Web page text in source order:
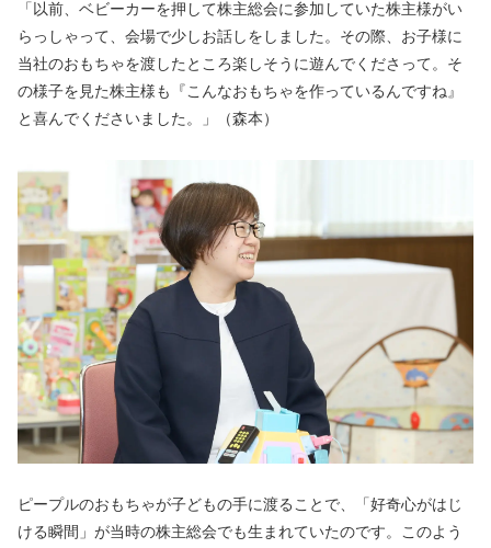
「以前、ベビーカーを押して株主総会に参加していた株主様がい
らっしゃって、会場で少しお話しをしました。その際、お子様に
当社のおもちゃを渡したところ楽しそうに遊んでくださって。そ
の様子を見た株主様も『こんなおもちゃを作っているんですね』
と喜んでくださいました。」（森本）
ピープルのおもちゃが子どもの手に渡ることで、「好奇心がはじ
ける瞬間」が当時の株主総会でも生まれていたのです。このよう